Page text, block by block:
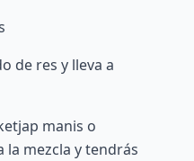
de res y lleva a
manis o
mezcla y tendrás